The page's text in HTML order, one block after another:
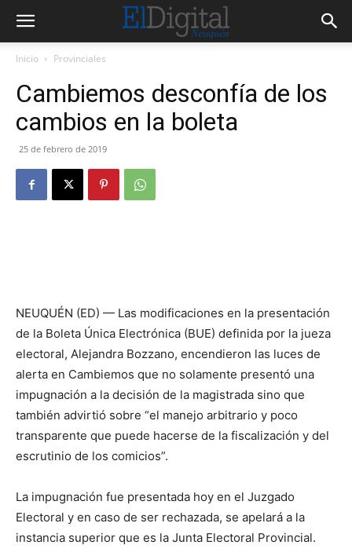
Inicio Provinciales
Cambiemos desconfía de los
cambios en la boleta
25 de febrero de 2019
NEUQUÉN (ED) — Las modificaciones en la presentación
de la Boleta Única Electrónica (BUE) definida por la jueza
electoral, Alejandra Bozzano, encendieron las luces de
alerta en Cambiemos que no solamente presentó una
impugnación a la decisión de la magistrada sino que
también advirtió sobre “el manejo arbitrario y poco
transparente que puede hacerse de la fiscalización y del
escrutinio de los comicios”.
La impugnación fue presentada hoy en el Juzgado
Electoral y en caso de ser rechazada, se apelará a la
instancia superior que es la Junta Electoral Provincial.